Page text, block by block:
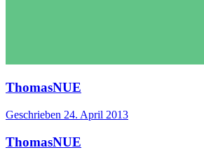
ThomasNUE
Geschrieben 24. April 2013
ThomasNUE